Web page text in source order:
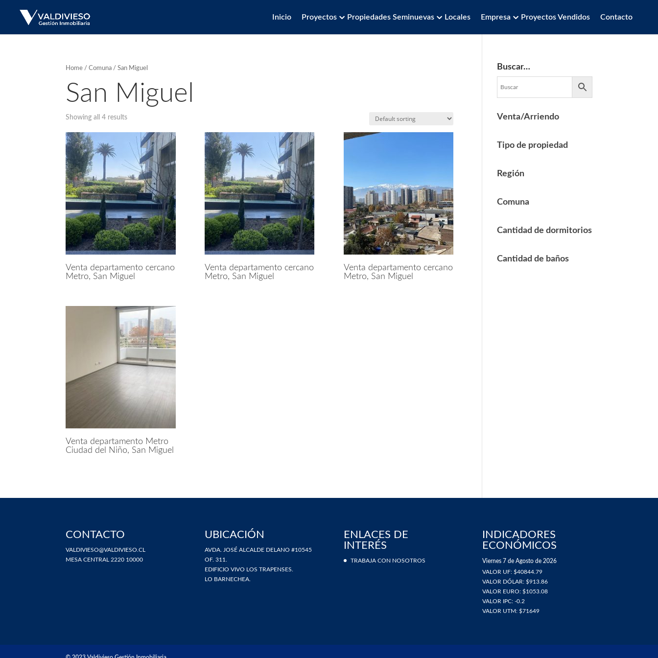
Inicio Proyectos Propiedades Seminuevas Locales Empresa Proyectos Vendidos Contacto
Home /Comuna / San Miguel
San Miguel
Showing all 4 results
Venta departamento cercano
Metro, San Miguel
Venta departamento cercano
Metro, San Miguel
Venta departamento cercano
Metro, San Miguel
Venta departamento Metro
Ciudad del Niño, San Miguel
Buscar…
Venta/Arriendo
Tipo de propiedad
Región
Comuna
Cantidad de dormitorios
Cantidad de baños
CONTACTO
VALDIVIESO@VALDIVIESO.CL
MESA CENTRAL 2220 10000
UBICACIÓN
AVDA. JOSÉ ALCALDE DELANO #10545
OF. 311.
EDIFICIO VIVO LOS TRAPENSES.
LO BARNECHEA.
ENLACES DE
INTERÉS
TRABAJA CON NOSOTROS
INDICADORES
ECONÓMICOS
Viernes 7 de Agosto de 2026
VALOR UF: $40844.79
VALOR DÓLAR: $913.86
VALOR EURO: $1053.08
VALOR IPC: -0.2
VALOR UTM: $71649